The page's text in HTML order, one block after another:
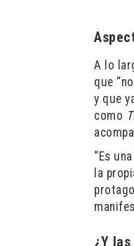
A lo
que
y que
como
“Es
la
¿Y